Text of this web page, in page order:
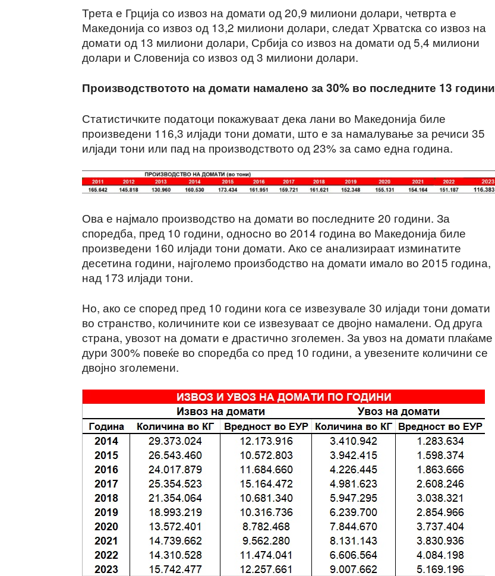
Трета е Грција со извоз на домати од 20,9 милиони долари, четврта е
Македонија со извоз од 13,2 милиони долари, следат Хрватска со извоз на
домати од 13 милиони долари, Србија со извоз на домати од 5,4 милиони
долари и Словенија со извоз од 3 милиони долари.
Производствотото на домати намалено за 30% во последните 13 години
Статистичките податоци покажуваат дека лани во Македонија биле
произведени 116,3 илјади тони домати, што е за намалување за речиси 35
илјади тони или пад на производството од 23% за само една година.
Ова е најмало производство на домати во последните 20 години. За
споредба, пред 10 години, односно во 2014 година во Македонија биле
произведени 160 илјади тони домати. Ако се анализираат изминатите
десетина години, најголемо произбодство на домати имало во 2015 година,
над 173 илјади тони.
Но, ако се според пред 10 години кога се извезувале 30 илјади тони домати
во странство, количините кои се извезуваат се двојно намалени. Од друга
страна, увозот на домати е драстично зголемен. За увоз на домати плаќаме
дури 300% повеќе во споредба со пред 10 години, а увезените количини се
двојно зголемени.